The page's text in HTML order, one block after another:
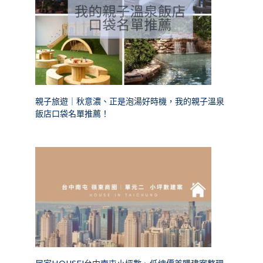
親子旅遊｜秋意濃、正是泡湯好時機，我的親子溫泉
飯店口袋名單推薦！